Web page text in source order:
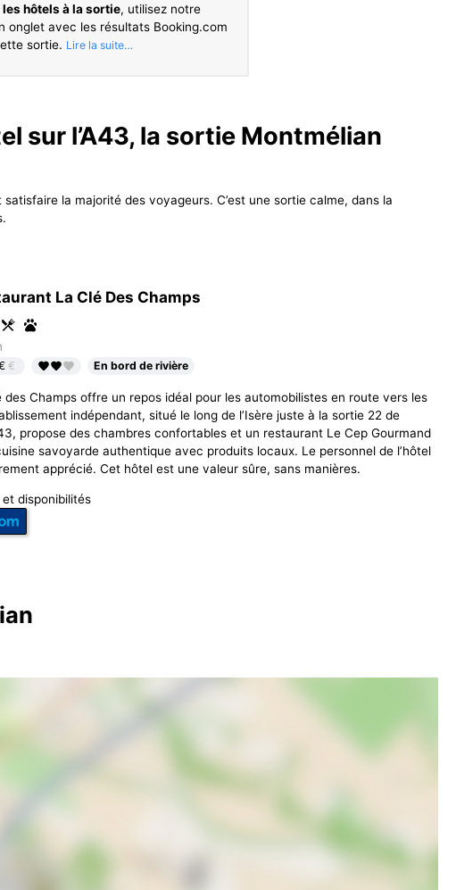
hôtels à la sortie, utilisez notre
onglet avec les résultats Booking.com
sortie.
sur l’A43, la sortie Montmélian
la majorité des voyageurs. C’est une sortie calme, dans la
La Clé Des Champs
€ En bord de rivière
des Champs offre un repos idéal pour les automobilistes en route vers les
indépendant, situé le long de l’Isère juste à la sortie 22 de
propose des chambres confortables et un restaurant Le Cep Gourmand
savoyarde authentique avec produits locaux. Le personnel de l’hôtel
apprécié. Cet hôtel est une valeur sûre, sans manières.
disponibilités